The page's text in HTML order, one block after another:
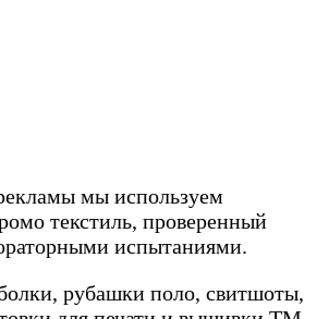
мы используем
текстиль, проверенный
испытаниями.
рубашки поло, свитшоты,